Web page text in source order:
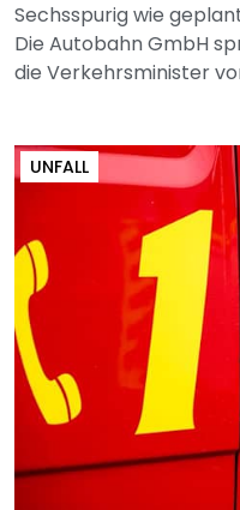
Sechsspurig wie
Die Autobahn GmbH
die Verkehrsminister
UNFALL